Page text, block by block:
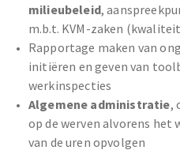
milieubeleid,
m.b.t. KVM-zaken
Rapportage maken van
initiëren en geven van
werkinspecties
Algemene administratie,
op de werven alvorens
van de uren opvolgen